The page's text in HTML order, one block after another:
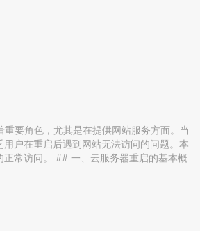
要角色，尤其是在提供网站服务方面。当
户在重启后遇到网站无法访问的问题。本
常访问。 ## 一、云服务器重启的基本概